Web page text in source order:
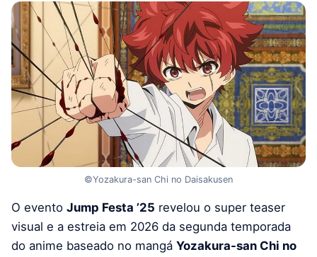
©Yozakura-san Chi no Daisakusen
O evento Jump Festa ’25 revelou o super teaser
visual e a estreia em 2026 da segunda temporada
do anime baseado no mangá Yozakura-san Chi no